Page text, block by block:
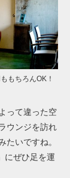
もちろんOK！
って違った空
ウンジを訪れ
たいですね。
にぜひ足を運